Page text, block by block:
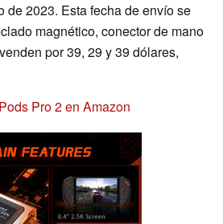
de 2023. Esta fecha de envío se
magnético, conector de mano
por 39, 29 y 39 dólares,
Pro 2 en Amazon